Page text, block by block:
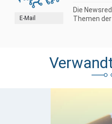
E-Mail
Die
Themen der